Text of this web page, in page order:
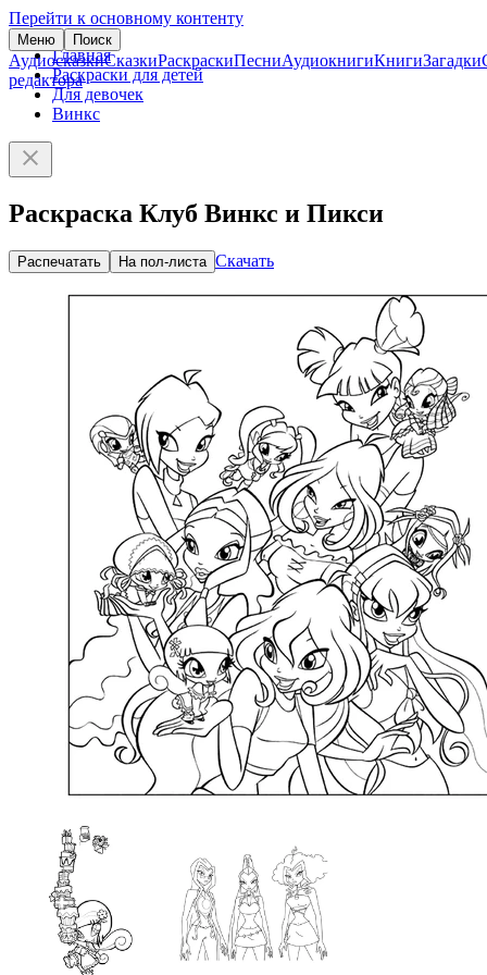
Перейти к основному контенту
Меню Поиск
АудиосказкиСказкиРаскраскиПесниАудиокнигиКнигиЗагадки
редактора
Главная
Раскраски для детей
Для девочек
Винкс
Раскраска Клуб Винкс и Пикси
Распечатать На пол-листа Скачать